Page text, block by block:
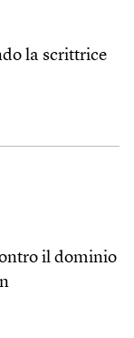
la scrittrice
il dominio